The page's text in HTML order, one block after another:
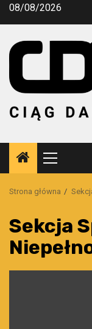
Przejdź
08/08/2026
Menu
główne
Strona główna
Sekcja